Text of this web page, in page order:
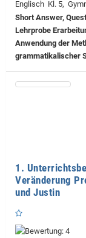
Englisch Kl. 5,
Short Answer,
Lehrprobe
Anwendung der
grammatikalischer
1.
Veränderung
und Justin